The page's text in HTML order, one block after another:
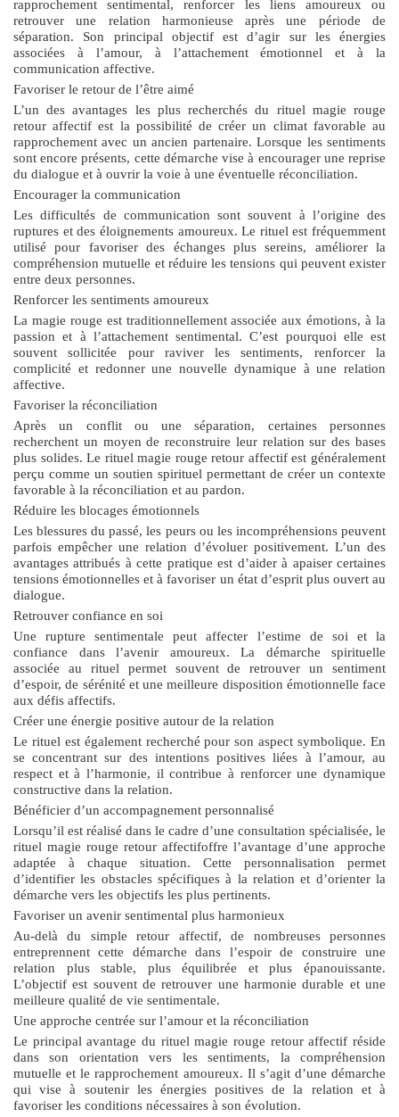
rapprochement sentimental, renforcer les liens amoureux ou
retrouver une relation harmonieuse après une période de
séparation. Son principal objectif est d’agir sur les énergies
associées à l’amour, à l’attachement émotionnel et à la
communication affective.
Favoriser le retour de l’être aimé
L’un des avantages les plus recherchés du rituel magie rouge
retour affectif est la possibilité de créer un climat favorable au
rapprochement avec un ancien partenaire. Lorsque les sentiments
sont encore présents, cette démarche vise à encourager une reprise
du dialogue et à ouvrir la voie à une éventuelle réconciliation.
Encourager la communication
Les difficultés de communication sont souvent à l’origine des
ruptures et des éloignements amoureux. Le rituel est fréquemment
utilisé pour favoriser des échanges plus sereins, améliorer la
compréhension mutuelle et réduire les tensions qui peuvent exister
entre deux personnes.
Renforcer les sentiments amoureux
La magie rouge est traditionnellement associée aux émotions, à la
passion et à l’attachement sentimental. C’est pourquoi elle est
souvent sollicitée pour raviver les sentiments, renforcer la
complicité et redonner une nouvelle dynamique à une relation
affective.
Favoriser la réconciliation
Après un conflit ou une séparation, certaines personnes
recherchent un moyen de reconstruire leur relation sur des bases
plus solides. Le rituel magie rouge retour affectifest généralement
perçu comme un soutien spirituel permettant de créer un contexte
favorable à la réconciliation et au pardon.
Réduire les blocages émotionnels
Les blessures du passé, les peurs ou les incompréhensions peuvent
parfois empêcher une relation d’évoluer positivement. L’un des
avantages attribués à cette pratique est d’aider à apaiser certaines
tensions émotionnelles et à favoriser un état d’esprit plus ouvert au
dialogue.
Retrouver confiance en soi
Une rupture sentimentale peut affecter l’estime de soi et la
confiance dans l’avenir amoureux. La démarche spirituelle
associée au rituel permet souvent de retrouver un sentiment
d’espoir, de sérénité et une meilleure disposition émotionnelle face
aux défis affectifs.
Créer une énergie positive autour de la relation
Le rituel est également recherché pour son aspect symbolique. En
se concentrant sur des intentions positives liées à l’amour, au
respect et à l’harmonie, il contribue à renforcer une dynamique
constructive dans la relation.
Bénéficier d’un accompagnement personnalisé
Lorsqu’il est réalisé dans le cadre d’une consultation spécialisée, le
rituel magie rouge retour affectifoffre l’avantage d’une approche
adaptée à chaque situation. Cette personnalisation permet
d’identifier les obstacles spécifiques à la relation et d’orienter la
démarche vers les objectifs les plus pertinents.
Favoriser un avenir sentimental plus harmonieux
Au-delà du simple retour affectif, de nombreuses personnes
entreprennent cette démarche dans l’espoir de construire une
relation plus stable, plus équilibrée et plus épanouissante.
L’objectif est souvent de retrouver une harmonie durable et une
meilleure qualité de vie sentimentale.
Une approche centrée sur l’amour et la réconciliation
Le principal avantage du rituel magie rouge retour affectif réside
dans son orientation vers les sentiments, la compréhension
mutuelle et le rapprochement amoureux. Il s’agit d’une démarche
qui vise à soutenir les énergies positives de la relation et à
favoriser les conditions nécessaires à son évolution.